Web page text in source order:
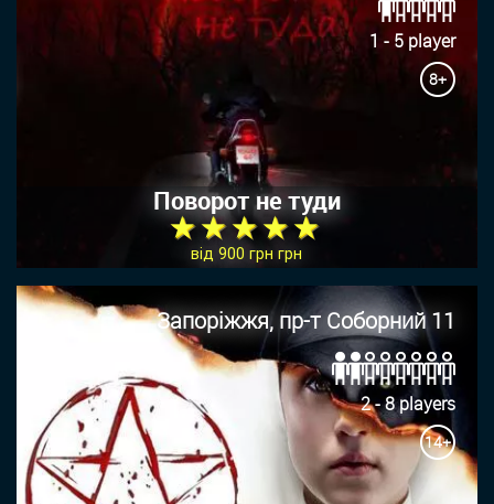
1 - 5 player
8+
Поворот не туди
★ ★ ★ ★ ★
від 900 грн грн
Запоріжжя, пр-т Соборний 11
2 - 8 players
14+